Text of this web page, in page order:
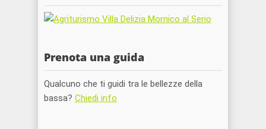
Prenota una guida
Qualcuno che ti guidi tra le bellezze della
bassa? Chiedi info